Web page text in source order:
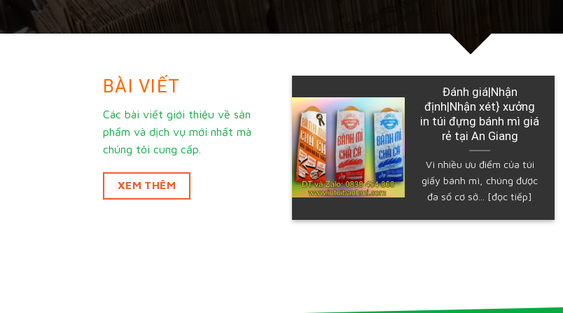
BÀI VIẾT
Các bài viết giới thiệu về sản
phẩm và dịch vụ mới nhất mà
chúng tôi cung cấp.
XEM THÊM
Mách bạn bí quyết
chọn nơi in ấn bao bì
bánh mì uy tín và chất
lượng tại An Giang
nước ta là rất lớn, bánh
mì có thể... [đọc tiếp]
In túi bánh mì số lượng
ít tại An Giang
Bài viết sau đây sẽ đưa ra
một số thông tin cần chú
ý khi... [đọc tiếp]